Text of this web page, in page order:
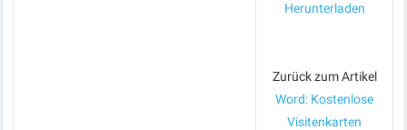
Herunterladen
Zurück zum Artikel
Word: Kostenlose
Visitenkarten